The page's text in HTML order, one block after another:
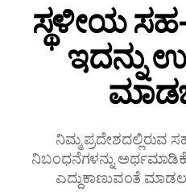
ಸ್ಥಳೀಯ
ಇದನ್ನು
ನಿಮ್ಮ ಪ್ರದೇಶದಲ್ಲಿರುವ
ನಿಬಂಧನೆಗಳನ್ನು
ಎದ್ದುಕಾಣುವಂತೆ